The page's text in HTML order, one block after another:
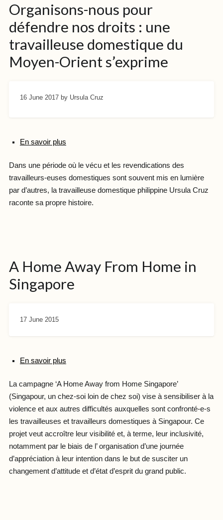
Organisons-nous pour
défendre nos droits : une
travailleuse domestique du
Moyen-Orient s’exprime
16 June 2017 by Ursula Cruz
En savoir plus
Dans une période où le vécu et les revendications des
travailleurs-euses domestiques sont souvent mis en lumière
par d’autres, la travailleuse domestique philippine Ursula Cruz
raconte sa propre histoire.
A Home Away From Home in
Singapore
17 June 2015
En savoir plus
La campagne ‘A Home Away from Home Singapore’
(Singapour, un chez-soi loin de chez soi) vise à sensibiliser à la
violence et aux autres difficultés auxquelles sont confronté-e-s
les travailleuses et travailleurs domestiques à Singapour. Ce
projet veut accroître leur visibilité et, à terme, leur inclusivité,
notamment par le biais de l’ organisation d’une journée
d’appréciation à leur intention dans le but de susciter un
changement d’attitude et d’état d’esprit du grand public.